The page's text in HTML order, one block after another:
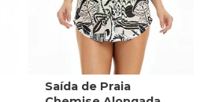
Saída de Praia